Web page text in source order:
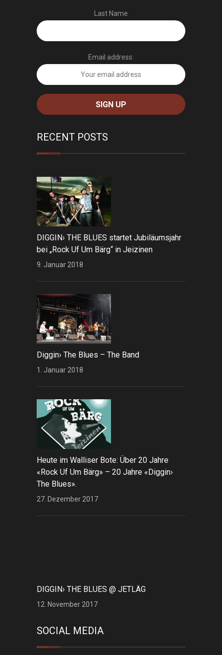
Last Name
Email address:
RECENT POSTS
DIGGIN› THE BLUES startet Jubiläumsjahr
bei „Rock Uf Um Bärg“ in Jeizinen
9. Januar 2018
Diggin› The Blues – The Band
1. Januar 2018
Heute im Walliser Bote: Über 20 Jahre
«Rock Uf Um Bärg» – 20 Jahre «Diggin›
The Blues».
27. Dezember 2017
DIGGIN› THE BLUES @ JETLÄG
12. November 2017
SOCIAL MEDIA